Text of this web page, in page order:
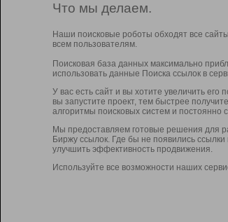
Что мы делаем.
Наши поисковые роботы обходят все
всем пользователям.
Поисковая база данных максимально
использовать данные Поиска ссылок в
У вас есть сайт и вы хотите увеличить
вы запустите проект, тем быстрее
алгоритмы поисковых систем и постоянно
Мы предоставляем готовые решения для
Биржу ссылок. Где бы не появились
улучшить эффективность продвижения.
Используйте все возможности наших